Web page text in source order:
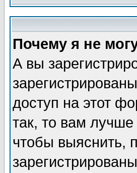
Почему я не
А вы
доступ на этот
так, то вам
чтобы выяснить,